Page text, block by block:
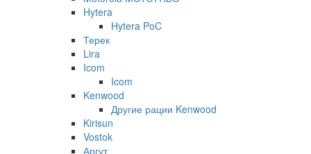
Hytera
Hytera PoC
Терек
Lira
Icom
Icom
Kenwood
Другие рации Kenwood
Kirisun
Vostok
Аргут